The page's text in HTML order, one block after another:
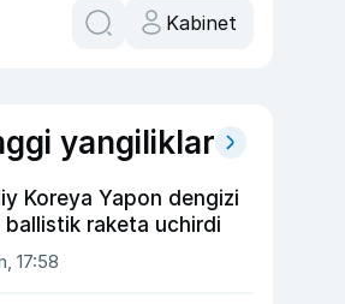
Kabinet
yangiliklar
Koreya Yapon dengizi
ballistik raketa uchirdi
17:58